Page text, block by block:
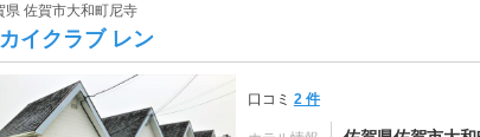
県 佐賀市大和町尼寺
イクラブ レン
口コミ 2 件